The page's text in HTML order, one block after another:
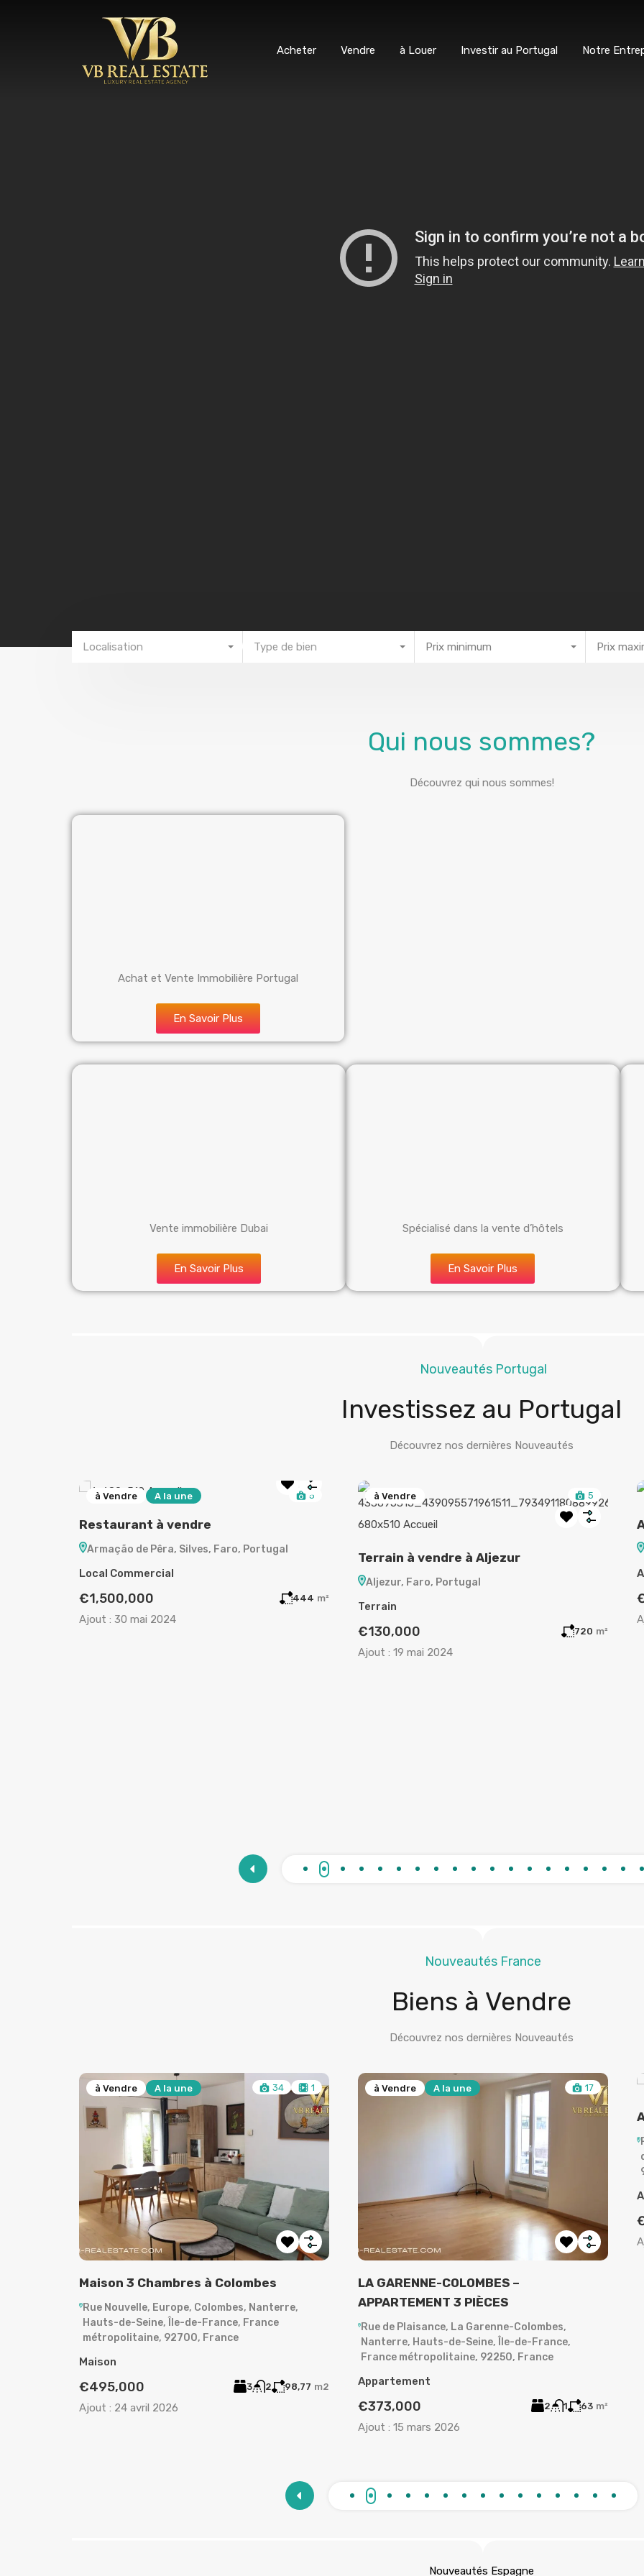
Acheter
Vendre à Louer Investir au Portugal Notre
Localisation Type de bien Prix minimum Prix
Qui nous sommes?
Découvrez qui nous sommes!
Achat et Vente Immobilière Portugal
En Savoir Plus
Vente immobilière Dubai
En Savoir Plus
Spécialisé dans la vente d’hôtels
En Savoir Plus
Nouveautés Portugal
Investissez au Portugal
Découvrez nos dernières Nouveautés
à Vendre A la une 5
Restaurant à vendre
Armação de Pêra, Silves, Faro, Portugal
Local Commercial
€1,500,000 444 m²
Ajout : 30 mai 2024
à Vendre 5
Terrain à vendre à Aljezur
Aljezur, Faro, Portugal
Terrain
€130,000 720 m²
Ajout : 19 mai 2024
Nouveautés France
Biens à Vendre
Découvrez nos dernières Nouveautés
à Vendre A la une 34 1
Maison 3 Chambres à Colombes
Rue Nouvelle, Europe, Colombes, Nanterre,
Hauts-de-Seine, Île-de-France, France
métropolitaine, 92700, France
Maison
€495,000 3 2 98,77 m2
Ajout : 24 avril 2026
à Vendre A la une 17
LA GARENNE-COLOMBES –
APPARTEMENT 3 PIÈCES
Rue de Plaisance, La Garenne-Colombes,
Nanterre, Hauts-de-Seine, Île-de-France,
France métropolitaine, 92250, France
Appartement
€373,000 2 1 63 m²
Ajout : 15 mars 2026
Nouveautés Espagne